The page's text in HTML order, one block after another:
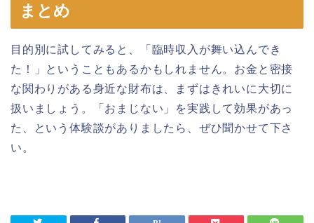
まとめ
目的別に試してみると、「臨時収入が舞い込んでき
た！」ということもあるかもしれません。お金と密接
な関わりがある身近な財布は、まずはきれいに大切に
扱いましょう。「おまじない」を実践して効果があっ
た、という体験談がありましたら、ぜひ聞かせて下さ
い。